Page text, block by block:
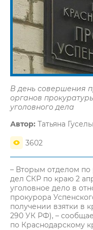
В день совершения
органов
уголовного дела
Автор: Татьяна
3602
– Вторым отделом
дел СКР по краю 2
уголовное дело в
прокурора
получении взятки в
290 УК РФ), –
по Краснодарскому